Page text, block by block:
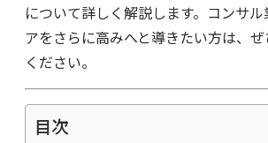
について詳しく解説します。コンサ
アをさらに高みへと導きたい方は、
ください。
目次